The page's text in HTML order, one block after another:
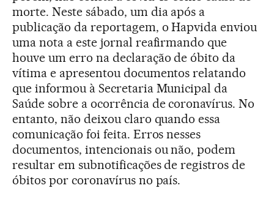
morte. Neste sábado, um dia após a
publicação da reportagem, o Hapvida enviou
uma nota a este jornal reafirmando que
houve um erro na declaração de óbito da
vítima e apresentou documentos relatando
que informou à Secretaria Municipal da
Saúde sobre a ocorrência de coronavírus. No
entanto, não deixou claro quando essa
comunicação foi feita. Erros nesses
documentos, intencionais ou não, podem
resultar em subnotificações de registros de
óbitos por coronavírus no país.